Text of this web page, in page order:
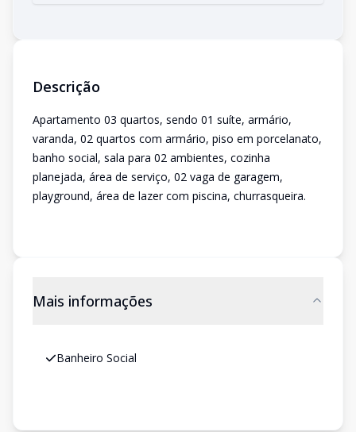
Descrição
Apartamento 03 quartos, sendo 01 suíte, armário,
varanda, 02 quartos com armário, piso em porcelanato,
banho social, sala para 02 ambientes, cozinha
planejada, área de serviço, 02 vaga de garagem,
playground, área de lazer com piscina, churrasqueira.
Mais informações
Banheiro Social